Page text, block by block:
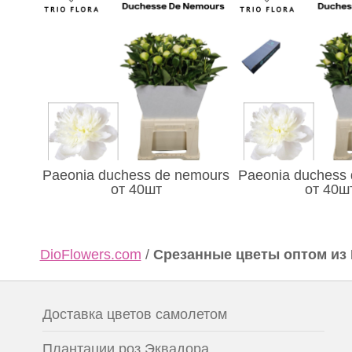
Paeonia duchess de nemours
от 40шт
Paeonia duchess
от
DioFlowers.com / Срезанные цветы оптом из
Доставка цветов самолетом
Плантации роз Эквадора